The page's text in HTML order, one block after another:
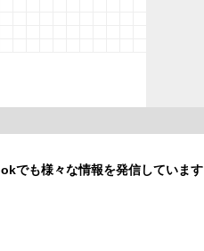
でも様々な情報を発信しています